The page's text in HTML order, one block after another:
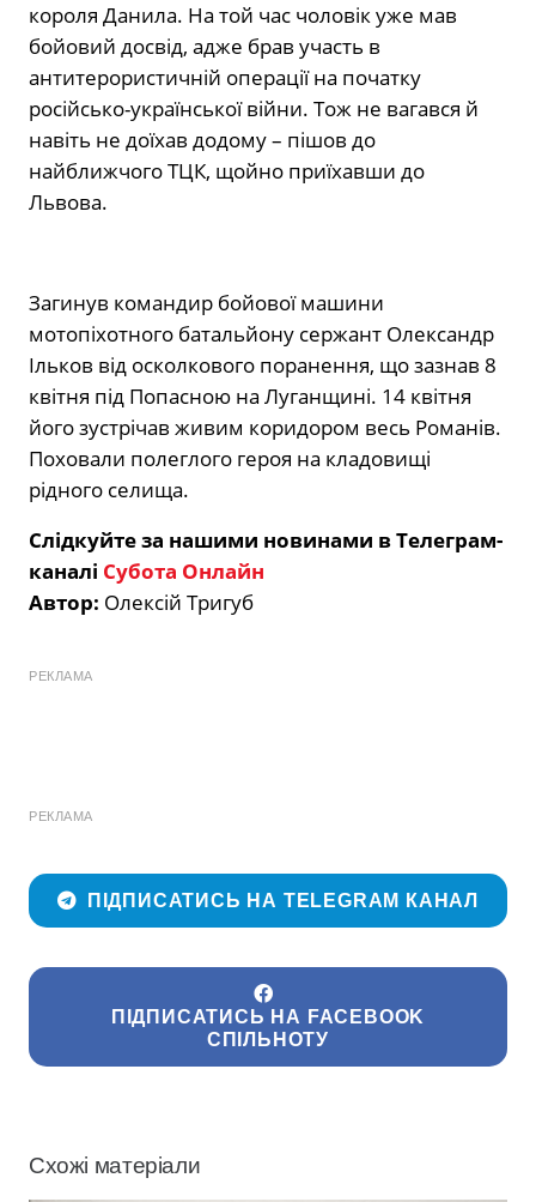
короля Данила. На той час чоловік уже мав
бойовий досвід, адже брав участь в
антитерористичній операції на початку
російсько-української війни. Тож не вагався й
навіть не доїхав додому – пішов до
найближчого ТЦК, щойно приїхавши до
Львова.
Загинув командир бойової машини
мотопіхотного батальйону сержант Олександр
Ільков від осколкового поранення, що зазнав 8
квітня під Попасною на Луганщині. 14 квітня
його зустрічав живим коридором весь Романів.
Поховали полеглого героя на кладовищі
рідного селища.
Слідкуйте за нашими новинами в Телеграм-
каналі Субота Онлайн
Автор: Олексій Тригуб
РЕКЛАМА
РЕКЛАМА
ПІДПИСАТИСЬ НА TELEGRAM КАНАЛ
ПІДПИСАТИСЬ НА FACEBOOK
СПІЛЬНОТУ
Схожі матеріали